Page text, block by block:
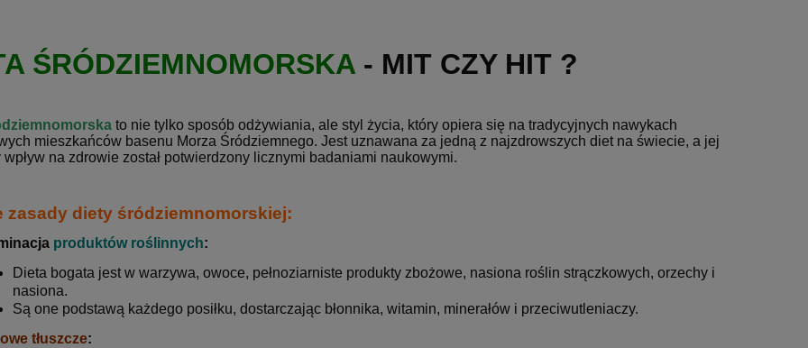
ŚRÓDZIEMNOMORSKA - MIT CZY HIT ?
to nie tylko sposób odżywiania, ale styl życia, który opiera się na tradycyjnych nawykach
mieszkańców basenu Morza Śródziemnego. Jest uznawana za jedną z najzdrowszych diet na świecie, a jej
wpływ na zdrowie został potwierdzony licznymi badaniami naukowymi.
zasady diety śródziemnomorskiej:
produktów roślinnych:
Dieta bogata jest w warzywa, owoce, pełnoziarniste produkty zbożowe, nasiona roślin strączkowych, orzechy i
nasiona.
Są one podstawą każdego posiłku, dostarczając błonnika, witamin, minerałów i przeciwutleniaczy.
tłuszcze: